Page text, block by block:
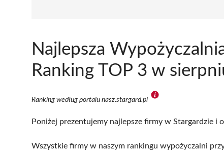
Najlepsza
Ranking TOP 3 w
Ranking według portalu nasz.stargard.pl
Poniżej prezentujemy najlepsze firmy w Stargardzie i
Wszystkie firmy w naszym rankingu wypożyczalni